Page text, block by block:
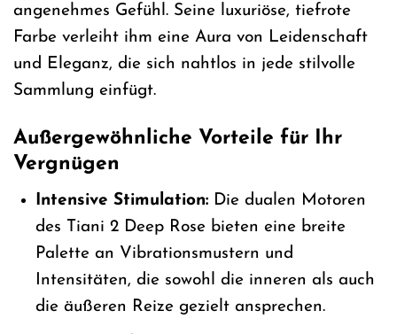
angenehmes Gefühl. Seine luxuriöse, tiefrote
Farbe verleiht ihm eine Aura von Leidenschaft
und Eleganz, die sich nahtlos in jede stilvolle
Sammlung einfügt.
Außergewöhnliche Vorteile für Ihr
Vergnügen
Intensive Stimulation:Die dualen Motoren
des Tiani 2 Deep Rose bieten eine breite
Palette an Vibrationsmustern und
Intensitäten, die sowohl die inneren als auch
die äußeren Reize gezielt ansprechen.